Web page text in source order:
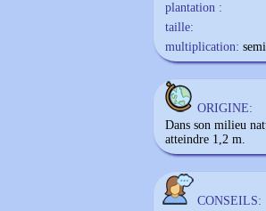
plantation :
taille:
multiplication:
ORIGINE:
Dans son milieu
atteindre 1,2 m.
CONSEILS: